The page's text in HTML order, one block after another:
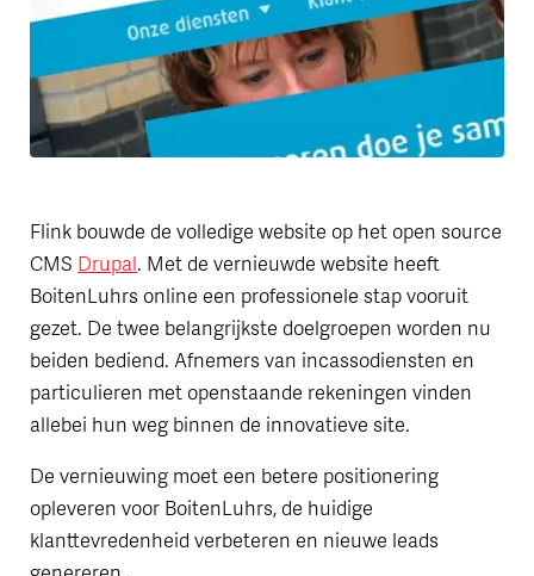
Flink bouwde de volledige website op het open source
CMS Drupal. Met de vernieuwde website heeft
BoitenLuhrs online een professionele stap vooruit
gezet. De twee belangrijkste doelgroepen worden nu
beiden bediend. Afnemers van incassodiensten en
particulieren met openstaande rekeningen vinden
allebei hun weg binnen de innovatieve site.
De vernieuwing moet een betere positionering
opleveren voor BoitenLuhrs, de huidige
klanttevredenheid verbeteren en nieuwe leads